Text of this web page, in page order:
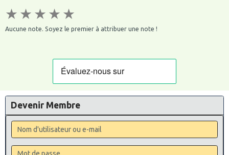
★ ★ ★ ★ ★
Aucune note. Soyez le premier à attribuer une note !
Devenir Membre